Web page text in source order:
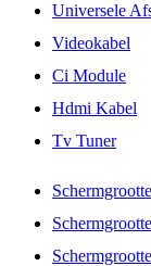
Universele
Videokabel
Ci Module
Hdmi Kabel
Tv Tuner